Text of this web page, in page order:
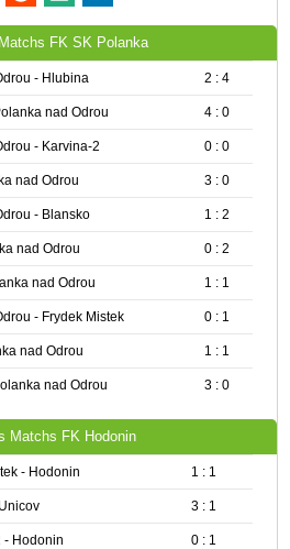
FK SK Polanka
- Hlubina 2 : 4
nad Odrou 4 : 0
- Karvina-2 0 : 0
nad Odrou 3 : 0
- Blansko 1 : 2
nad Odrou 0 : 2
nad Odrou 1 : 1
- Frydek Mistek 0 : 1
nad Odrou 1 : 1
nad Odrou 3 : 0
Matchs FK Hodonin
- Hodonin 1 : 1
3 : 1
- Hodonin 0 : 1